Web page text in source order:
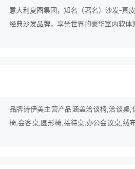
意大利夏图集团，知名（著名）沙发-真
经典沙发品牌，享誉世界的豪华室内软
品牌诗伊美主营产品涵盖洽谈椅,洽谈桌
椅,会客桌,圆形椅,接待桌,办公会议桌,绒